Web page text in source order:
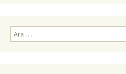
Arama: